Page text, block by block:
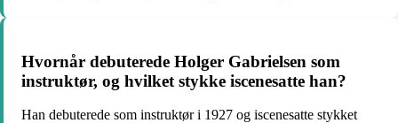
Hvornår debuterede Holger Gabrielsen som
instruktør, og hvilket stykke iscenesatte han?
Han debuterede som instruktør i 1927 og iscenesatte stykket